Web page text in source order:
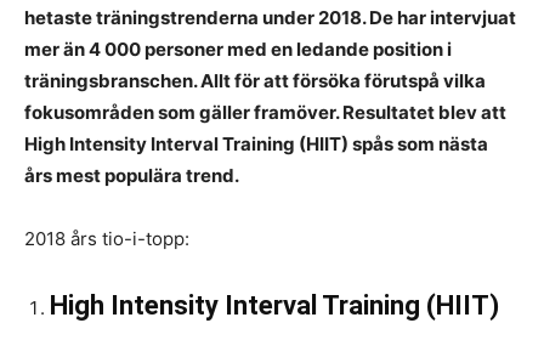
hetaste träningstrenderna under 2018. De har intervjuat
mer än 4 000 personer med en ledande position i
träningsbranschen. Allt för att försöka förutspå vilka
fokusområden som gäller framöver. Resultatet blev att
High Intensity Interval Training (HIIT) spås som nästa
års mest populära trend.
2018 års tio-i-topp:
High Intensity Interval Training (HIIT)